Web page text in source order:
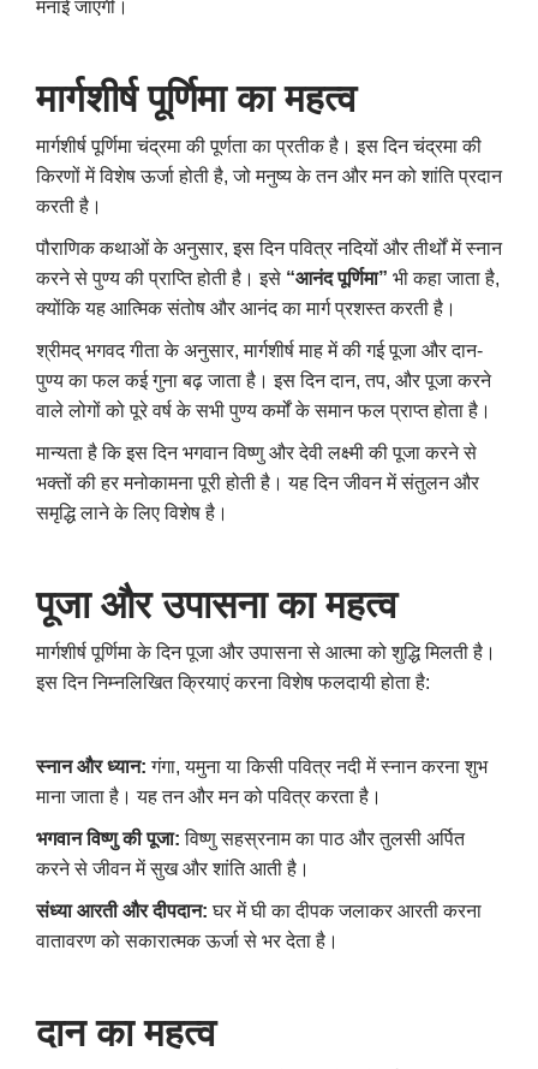
मनाई जाएगी।
मार्गशीर्ष पूर्णिमा का महत्व
मार्गशीर्ष पूर्णिमा चंद्रमा की पूर्णता का प्रतीक है। इस दिन चंद्रमा की
किरणों में विशेष ऊर्जा होती है,जो मनुष्य के तन और मन को शांति प्रदान
करती है।
पौराणिक कथाओं के अनुसार,इस दिन पवित्र नदियों और तीर्थों में स्नान
करने से पुण्य की प्राप्ति होती है। इसे “आनंद पूर्णिमा” भी कहा जाता है,
क्योंकि यह आत्मिक संतोष और आनंद का मार्ग प्रशस्त करती है।
श्रीमद् भगवद गीता के अनुसार,मार्गशीर्ष माह में की गई पूजा और दान-
पुण्य का फल कई गुना बढ़ जाता है। इस दिन दान,तप, और पूजा करने
वाले लोगों को पूरे वर्ष के सभी पुण्य कर्मों के समान फल प्राप्त होता है।
मान्यता है कि इस दिन भगवान विष्णु और देवी लक्ष्मी की पूजा करने से
भक्तों की हर मनोकामना पूरी होती है। यह दिन जीवन में संतुलन और
समृद्धि लाने के लिए विशेष है।
पूजा और उपासना का महत्व
मार्गशीर्ष पूर्णिमा के दिन पूजा और उपासना से आत्मा को शुद्धि मिलती है।
इस दिन निम्नलिखित क्रियाएं करना विशेष फलदायी होता है:
स्नान और ध्यान: गंगा,यमुना या किसी पवित्र नदी में स्नान करना शुभ
माना जाता है। यह तन और मन को पवित्र करता है।
भगवान विष्णु की पूजा: विष्णु सहस्रनाम का पाठ और तुलसी अर्पित
करने से जीवन में सुख और शांति आती है।
संध्या आरती और दीपदान: घर में घी का दीपक जलाकर आरती करना
वातावरण को सकारात्मक ऊर्जा से भर देता है।
दान का महत्व